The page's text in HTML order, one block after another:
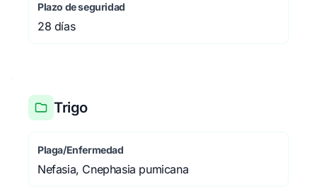
Plazo de seguridad
28 días
Trigo
Plaga/Enfermedad
Nefasia, Cnephasia pumicana